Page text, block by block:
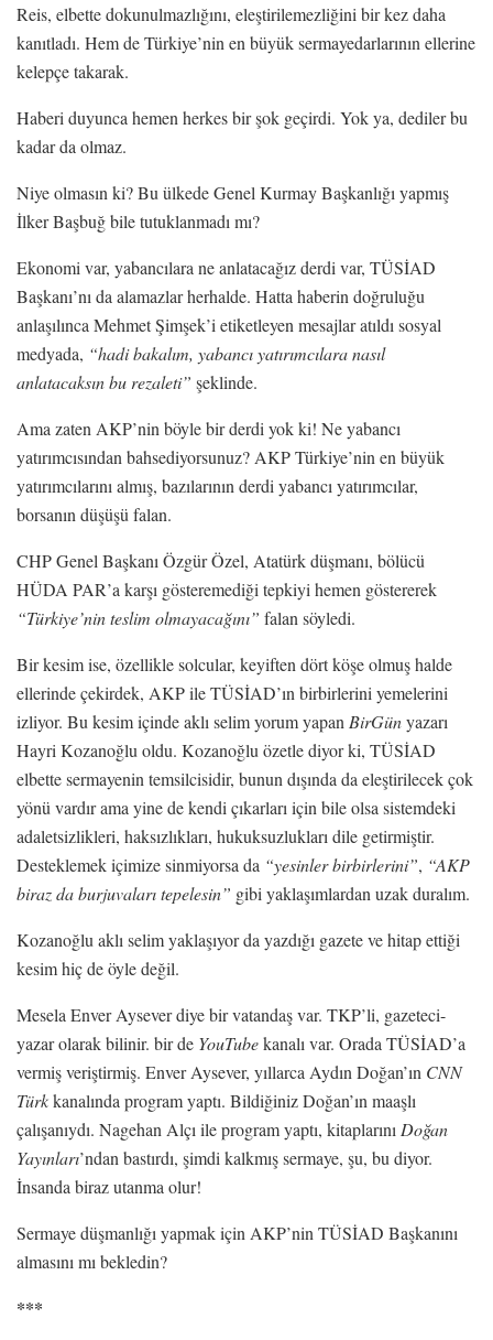
Reis, elbette dokunulmazlığını, eleştirilemezliğini bir kez daha
kanıtladı. Hem de Türkiye’nin en büyük sermayedarlarının ellerine
kelepçe takarak.
Haberi duyunca hemen herkes bir şok geçirdi. Yok ya, dediler bu
kadar da olmaz.
Niye olmasın ki? Bu ülkede Genel Kurmay Başkanlığı yapmış
İlker Başbuğ bile tutuklanmadı mı?
Ekonomi var, yabancılara ne anlatacağız derdi var, TÜSİAD
Başkanı’nı da alamazlar herhalde. Hatta haberin doğruluğu
anlaşılınca Mehmet Şimşek’i etiketleyen mesajlar atıldı sosyal
medyada, “hadi bakalım, yabancı yatırımcılara nasıl
anlatacaksın bu rezaleti” şeklinde.
Ama zaten AKP’nin böyle bir derdi yok ki! Ne yabancı
yatırımcısından bahsediyorsunuz? AKP Türkiye’nin en büyük
yatırımcılarını almış, bazılarının derdi yabancı yatırımcılar,
borsanın düşüşü falan.
CHP Genel Başkanı Özgür Özel, Atatürk düşmanı, bölücü
HÜDA PAR’a karşı gösteremediği tepkiyi hemen göstererek
“Türkiye’nin teslim olmayacağını” falan söyledi.
Bir kesim ise, özellikle solcular, keyiften dört köşe olmuş halde
ellerinde çekirdek, AKP ile TÜSİAD’ın birbirlerini yemelerini
izliyor. Bu kesim içinde aklı selim yorum yapan BirGünyazarı
Hayri Kozanoğlu oldu. Kozanoğlu özetle diyor ki, TÜSİAD
elbette sermayenin temsilcisidir, bunun dışında da eleştirilecek çok
yönü vardır ama yine de kendi çıkarları için bile olsa sistemdeki
adaletsizlikleri, haksızlıkları, hukuksuzlukları dile getirmiştir.
Desteklemek içimize sinmiyorsa da “yesinler birbirlerini”, “AKP
biraz da burjuvaları tepelesin” gibi yaklaşımlardan uzak duralım.
Kozanoğlu aklı selim yaklaşıyor da yazdığı gazete ve hitap ettiği
kesim hiç de öyle değil.
Mesela Enver Aysever diye bir vatandaş var. TKP’li, gazeteci-
yazar olarak bilinir. bir de YouTubekanalı var. Orada TÜSİAD’a
vermiş veriştirmiş. Enver Aysever, yıllarca Aydın Doğan’ın CNN
Türkkanalında program yaptı. Bildiğiniz Doğan’ın maaşlı
çalışanıydı. Nagehan Alçı ile program yaptı, kitaplarını Doğan
Yayınları’ndan bastırdı, şimdi kalkmış sermaye, şu, bu diyor.
İnsanda biraz utanma olur!
Sermaye düşmanlığı yapmak için AKP’nin TÜSİAD Başkanını
almasını mı bekledin?
***